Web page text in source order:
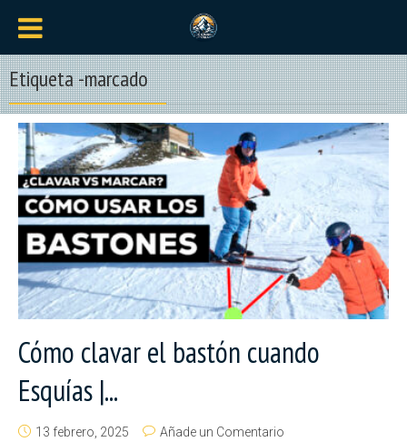
Etiqueta -marcado
Cómo clavar el bastón cuando
Esquías |...
13 febrero, 2025 Añade un Comentario